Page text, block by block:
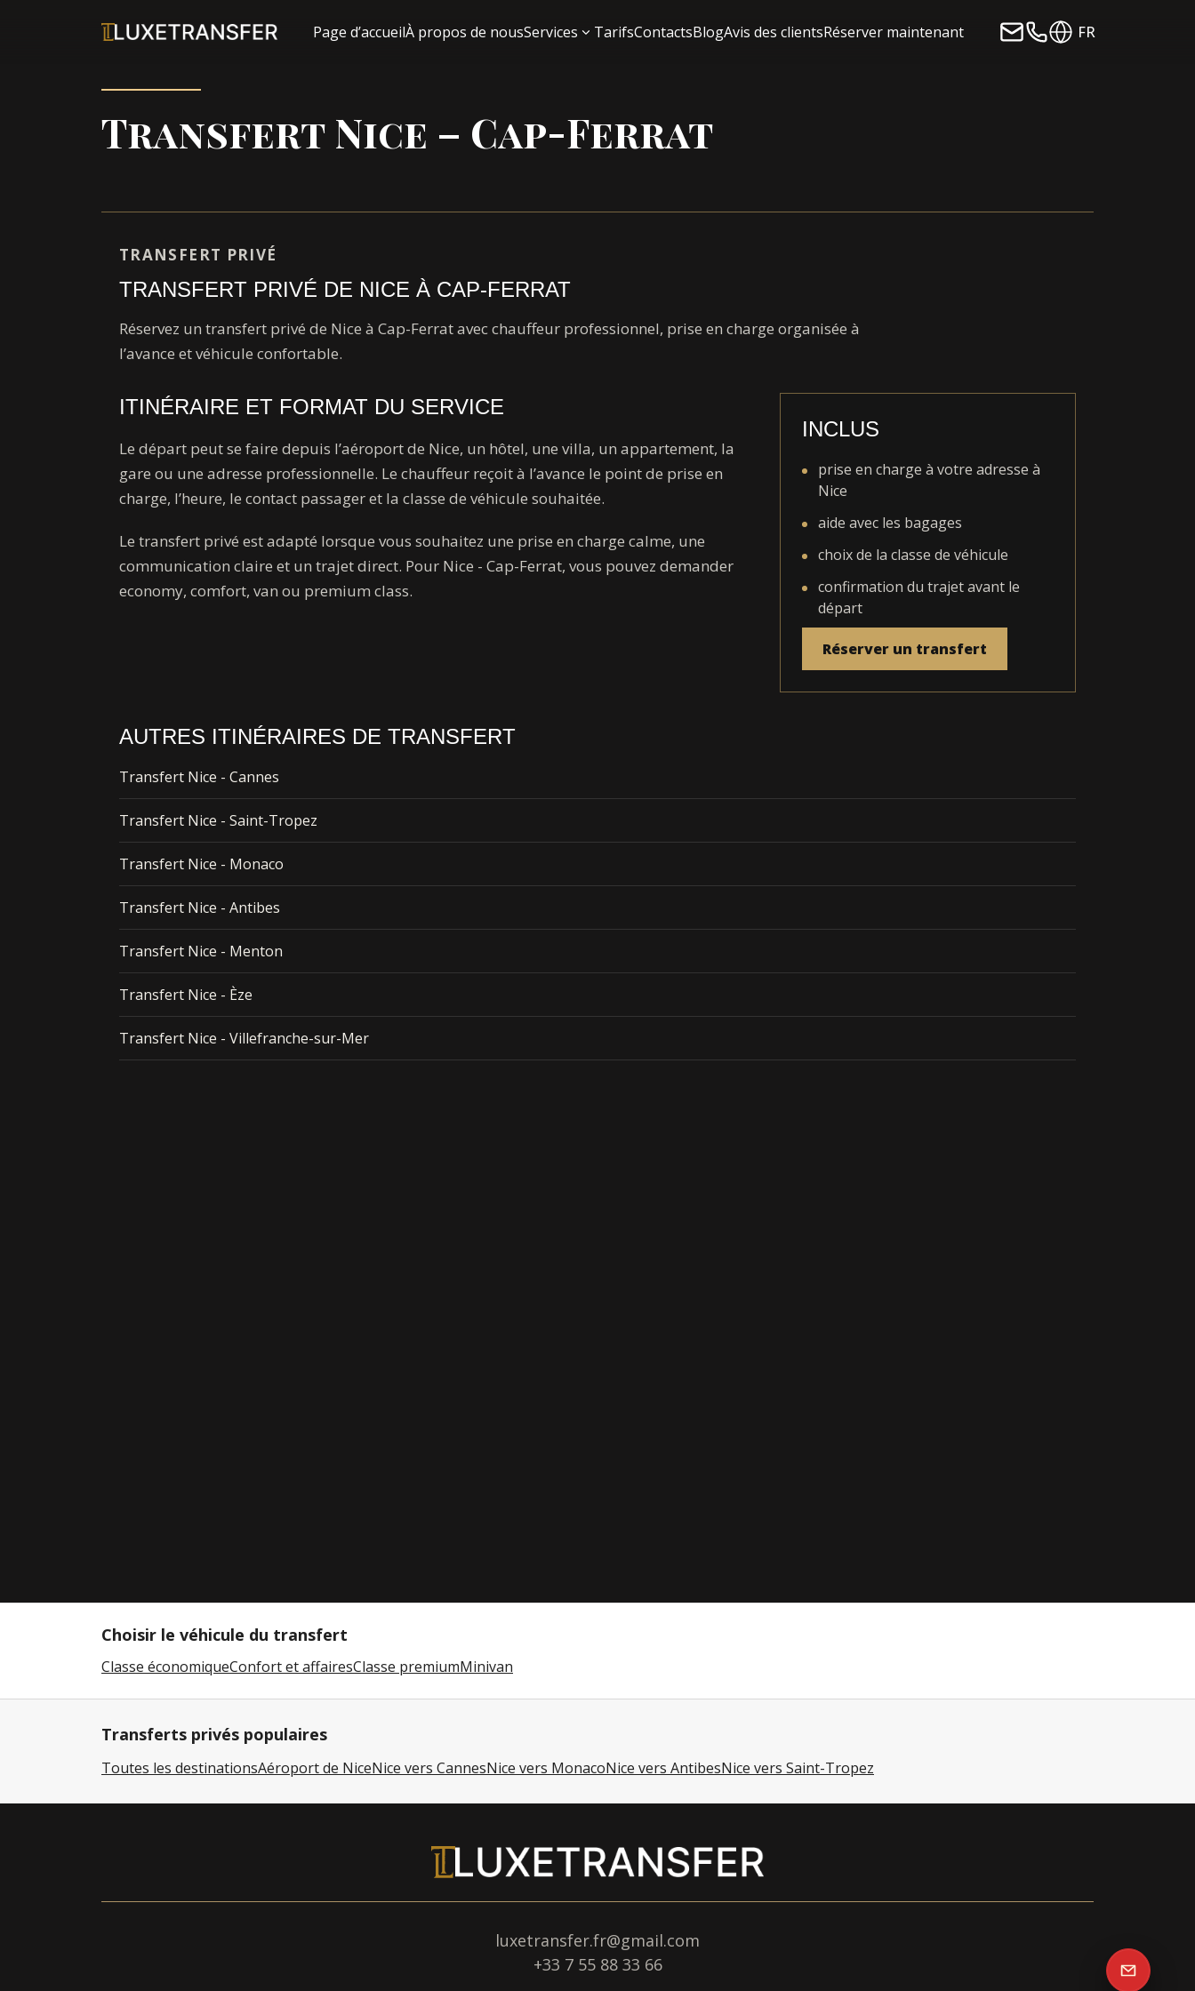
Page d’accueilÀ propos de nousServices TarifsContactsBlogAvis des clientsRéserver maintenant FR
Transfert Nice – Cap-Ferrat
TRANSFERT PRIVÉ
TRANSFERT PRIVÉ DE NICE À CAP-FERRAT
Réservez un transfert privé de Nice à Cap-Ferrat avec chauffeur professionnel, prise en charge organisée à
l’avance et véhicule confortable.
ITINÉRAIRE ET FORMAT DU SERVICE
Le départ peut se faire depuis l’aéroport de Nice, un hôtel, une villa, un appartement, la
gare ou une adresse professionnelle. Le chauffeur reçoit à l’avance le point de prise en
charge, l’heure, le contact passager et la classe de véhicule souhaitée.
Le transfert privé est adapté lorsque vous souhaitez une prise en charge calme, une
communication claire et un trajet direct. Pour Nice - Cap-Ferrat, vous pouvez demander
economy, comfort, van ou premium class.
INCLUS
prise en charge à votre adresse à
Nice
aide avec les bagages
choix de la classe de véhicule
confirmation du trajet avant le
départ
Réserver un transfert
AUTRES ITINÉRAIRES DE TRANSFERT
Transfert Nice - Cannes
Transfert Nice - Saint-Tropez
Transfert Nice - Monaco
Transfert Nice - Antibes
Transfert Nice - Menton
Transfert Nice - Èze
Transfert Nice - Villefranche-sur-Mer
Choisir le véhicule du transfert
Classe économiqueConfort et affairesClasse premiumMinivan
Transferts privés populaires
Toutes les destinationsAéroport de NiceNice vers CannesNice vers MonacoNice vers AntibesNice vers Saint-Tropez
luxetransfer.fr@gmail.com
+33 7 55 88 33 66